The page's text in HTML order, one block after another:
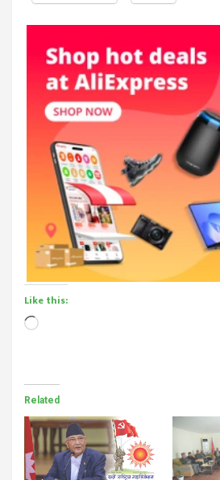
Like this:
Loading…
Related